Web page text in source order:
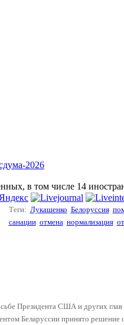
2026
в том числе 14
Теги: Лукашенко Белоруссия
санации отмена нормализация
Президента США и других глав
Беларуссии принято